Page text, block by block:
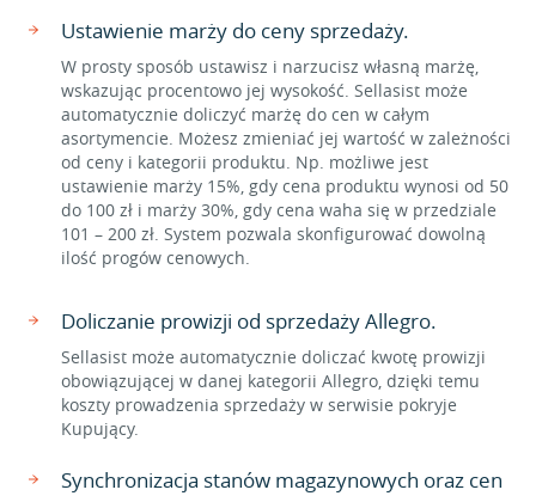
Ustawienie marży do ceny sprzedaży.
W prosty sposób ustawisz i narzucisz własną marżę,
wskazując procentowo jej wysokość. Sellasist może
automatycznie doliczyć marżę do cen w całym
asortymencie. Możesz zmieniać jej wartość w zależności
od ceny i kategorii produktu. Np. możliwe jest
ustawienie marży 15%, gdy cena produktu wynosi od 50
do 100 zł i marży 30%, gdy cena waha się w przedziale
101 – 200 zł. System pozwala skonfigurować dowolną
ilość progów cenowych.
Doliczanie prowizji od sprzedaży Allegro.
Sellasist może automatycznie doliczać kwotę prowizji
obowiązującej w danej kategorii Allegro, dzięki temu
koszty prowadzenia sprzedaży w serwisie pokryje
Kupujący.
Synchronizacja stanów magazynowych oraz cen